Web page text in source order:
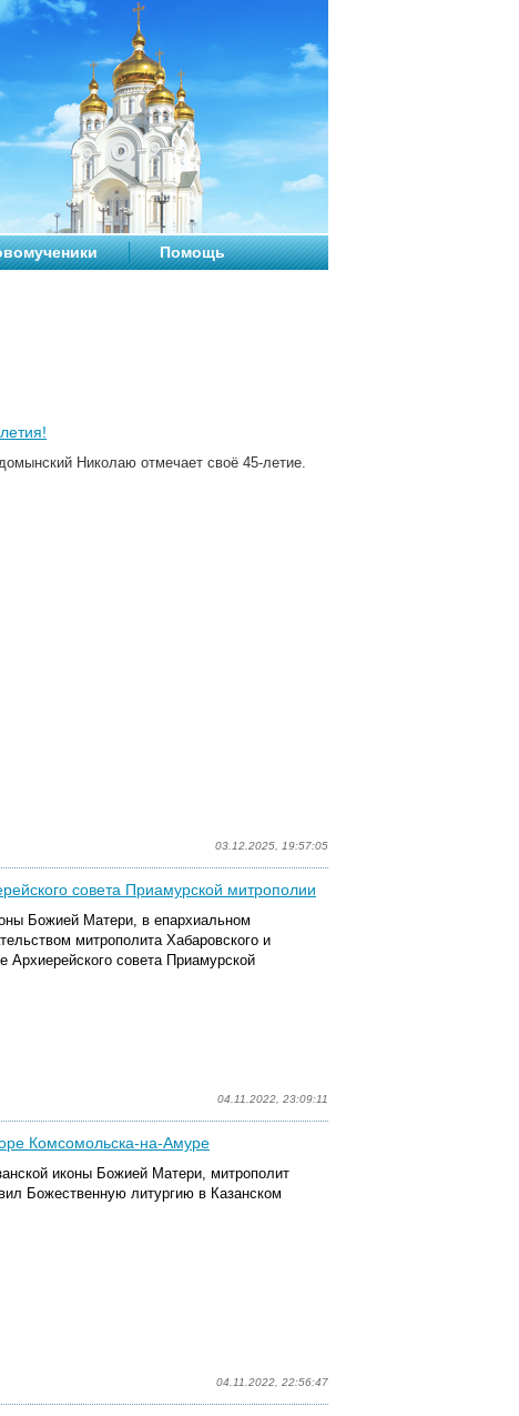
Помощь
Николаю отмечает своё 45-летие.
03.12.2025, 19:57:05
совета Приамурской митрополии
Божией Матери, в епархиальном
митрополита Хабаровского и
Архиерейского совета Приамурской
04.11.2022, 23:09:11
Комсомольска-на-Амуре
иконы Божией Матери, митрополит
Божественную литургию в Казанском
04.11.2022, 22:56:47